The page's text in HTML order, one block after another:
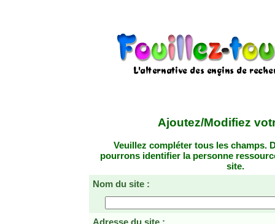
Ajoutez/Modifiez
Veuillez compléter tous les champs.
pourrons identifier la personne
site.
Nom du site :
Adresse du site :